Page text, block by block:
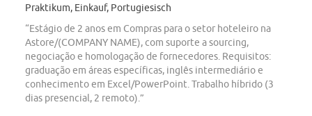
Praktikum, Einkauf, Portugiesisch
“Estágio de 2 anos em Compras para o setor hoteleiro na
Astore/(COMPANY NAME), com suporte a sourcing,
negociação e homologação de fornecedores. Requisitos:
graduação em áreas específicas, inglês intermediário e
conhecimento em Excel/PowerPoint. Trabalho híbrido (3
dias presencial, 2 remoto).”